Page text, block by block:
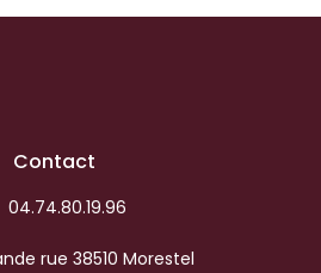
Contact
04.74.80.19.96
rue 38510 Morestel